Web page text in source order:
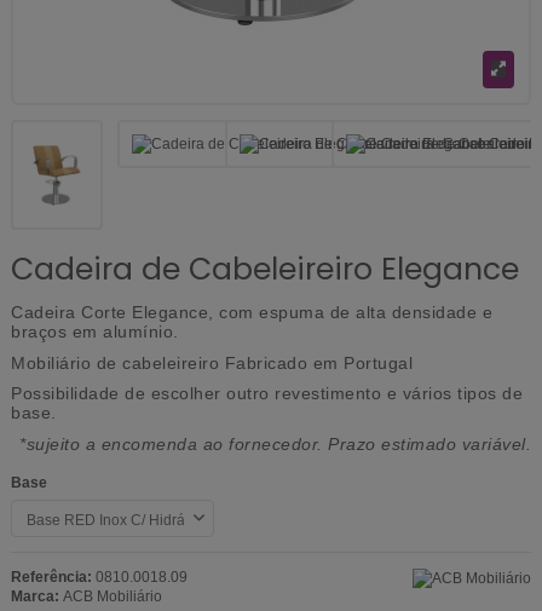
Cadeira de Cabeleireiro Elegance
Cadeira Corte Elegance, com espuma de alta densidade e
braços em alumínio.
Mobiliário de cabeleireiro Fabricado em Portugal
Possibilidade de escolher outro revestimento e vários tipos de
base.
*sujeito a encomenda ao fornecedor. Prazo estimado variável.
Base
Referência: 0810.0018.09
Marca: ACB Mobiliário